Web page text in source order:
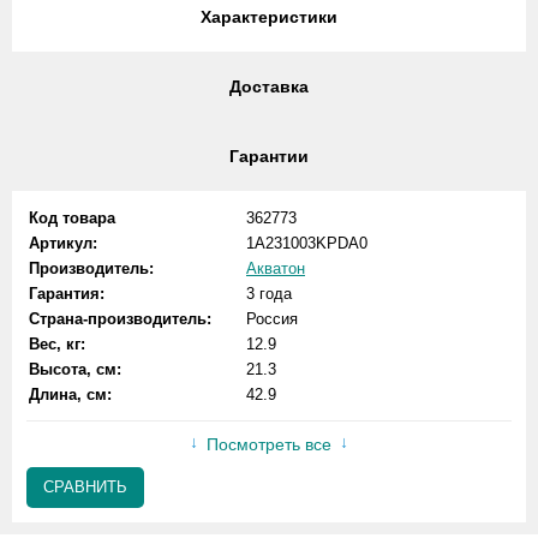
Характеристики
Доставка
Гарантии
Код товара
362773
Артикул:
1A231003KPDA0
Производитель:
Акватон
Гарантия:
3 года
Страна-производитель:
Россия
Вес, кг:
12.9
Высота, см:
21.3
Длина, см:
42.9
Посмотреть все
СРАВНИТЬ